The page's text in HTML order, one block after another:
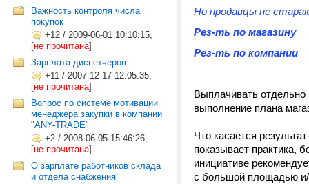
Важность контроля числа
покупок
+12 / 2009-06-01 10:10:15,
[не прочитана]
Зарплата диспетчеров
+11 / 2007-12-17 12:05:35,
[не прочитана]
Вопрос по системе мотивации
менеджера закупки в компании
"ANY-TRADE"
+2 / 2008-06-05 15:46:26,
[не прочитана]
О зарплате работников склада
и отдела снабжения
Но продавцы не
Рез-ть по магазину
Рез-ть по компании
Выплачивать
выполнение плана
Что касается
показывает практика,
инициативе
с большой площадью